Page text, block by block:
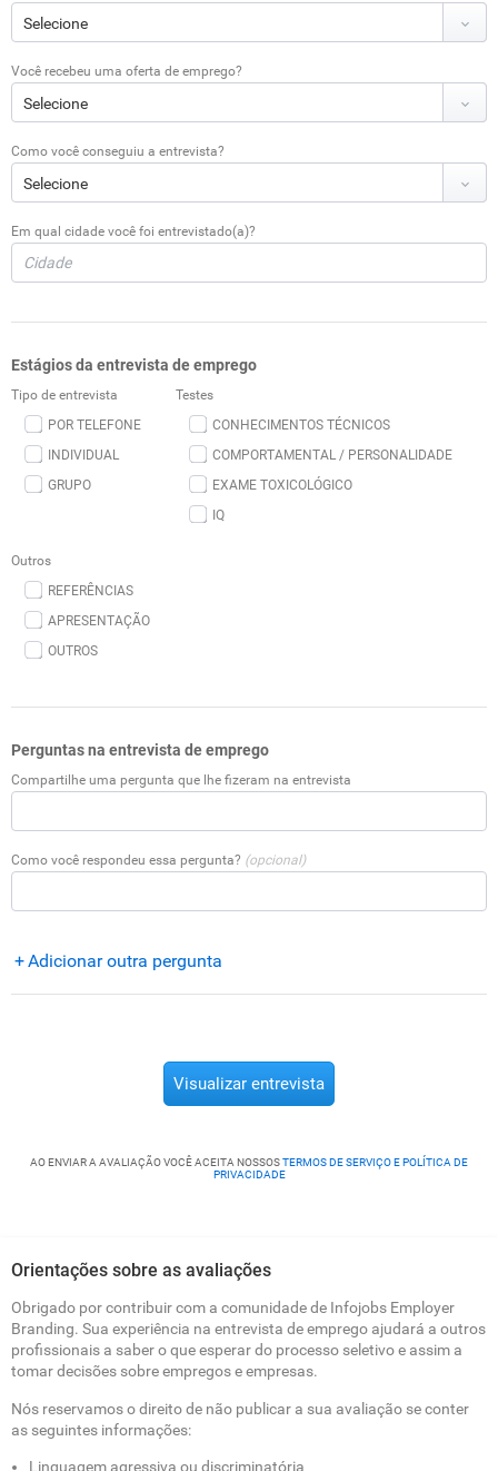
Você recebeu uma oferta de emprego?
Como você conseguiu a entrevista?
Em qual cidade você foi entrevistado(a)?
Estágios da entrevista de emprego
Tipo de entrevista
POR TELEFONE
INDIVIDUAL
GRUPO
Testes
CONHECIMENTOS TÉCNICOS
COMPORTAMENTAL / PERSONALIDADE
EXAME TOXICOLÓGICO
IQ
Outros
REFERÊNCIAS
APRESENTAÇÃO
OUTROS
Perguntas na entrevista de emprego
Compartilhe uma pergunta que lhe fizeram na entrevista
Como você respondeu essa pergunta? (opcional)
Adicionar outra pergunta
Visualizar entrevista
AO ENVIAR A AVALIAÇÃO VOCÊ ACEITA NOSSOSTERMOS DE SERVIÇO E POLÍTICA DE
PRIVACIDADE
Orientações sobre as avaliações
Obrigado por contribuir com a comunidade de Infojobs Employer
Branding. Sua experiência na entrevista de emprego ajudará a outros
profissionais a saber o que esperar do processo seletivo e assim a
tomar decisões sobre empregos e empresas.
Nós reservamos o direito de não publicar a sua avaliação se conter
as seguintes informações:
Linguagem agressiva ou discriminatória